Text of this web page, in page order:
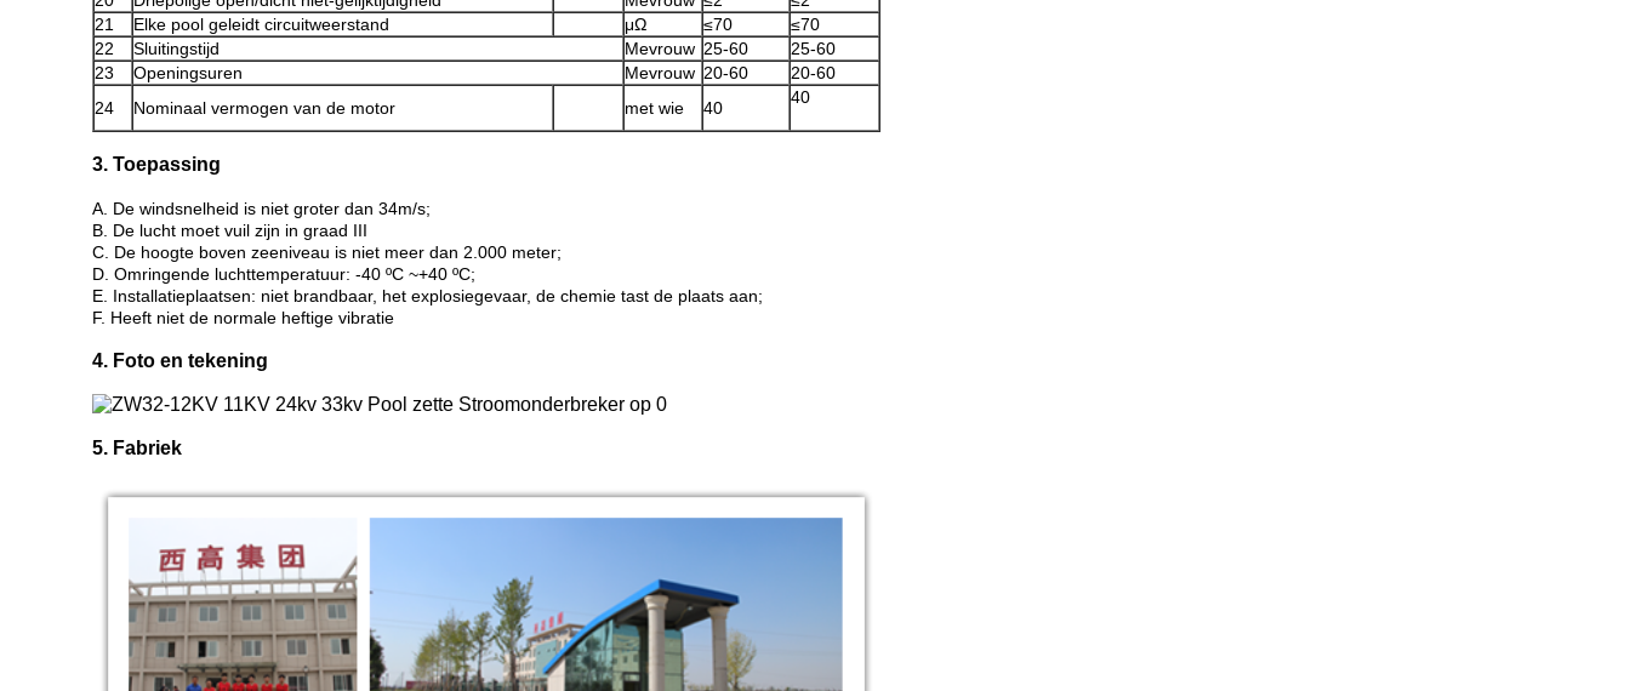
21
Elke pool geleidt circuitweerstand μΩ ≤70
≤70
22
Sluitingstijd Mevrouw 25-60
25-60
23
Openingsuren Mevrouw 20-60
20-60
24
Nominaal vermogen van de motor met wie 40
40
3. Toepassing
A. De windsnelheid is niet groter dan 34m/s;
B. De lucht moet vuil zijn in graad III
C. De hoogte boven zeeniveau is niet meer dan 2.000 meter;
D. Omringende luchttemperatuur: -40 ºC ~+40 ºC;
E. Installatieplaatsen: niet brandbaar, het explosiegevaar, de chemie tast de plaats aan;
F. Heeft niet de normale heftige vibratie
4. Foto en tekening
5. Fabriek